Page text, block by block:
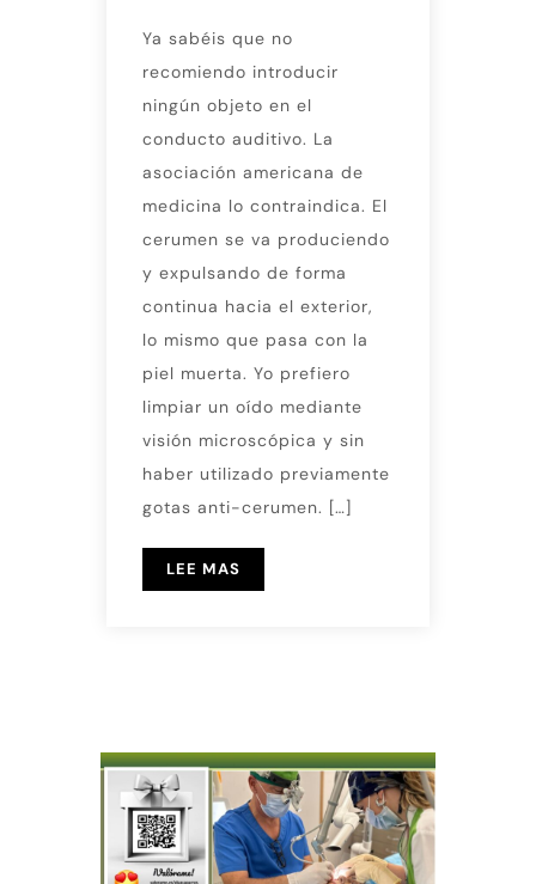
Ya sabéis que no
recomiendo introducir
ningún objeto en el
conducto auditivo. La
asociación americana de
medicina lo contraindica. El
cerumen se va produciendo
y expulsando de forma
continua hacia el exterior,
lo mismo que pasa con la
piel muerta. Yo prefiero
limpiar un oído mediante
visión microscópica y sin
haber utilizado previamente
gotas anti-cerumen. […]
LEE MAS